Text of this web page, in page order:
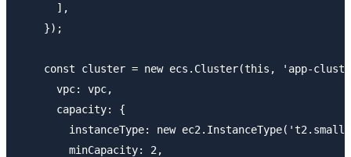
      ],
    });
const cluster = new ecs.Cluster(this, 'app-
      vpc: vpc,
      capacity: {
instanceType: new
        minCapacity: 2,